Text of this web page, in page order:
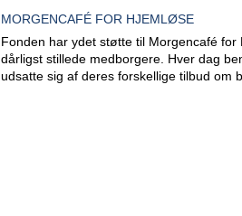
MORGENCAFÉ FOR HJEMLØSE
Fonden har ydet støtte til Morgencafé
dårligst stillede medborgere. Hver dag
udsatte sig af deres forskellige tilbud